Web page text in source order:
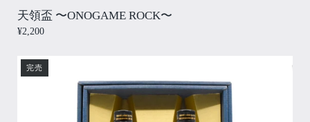
天領盃 〜ONOGAME ROCK〜
¥2,200
完売